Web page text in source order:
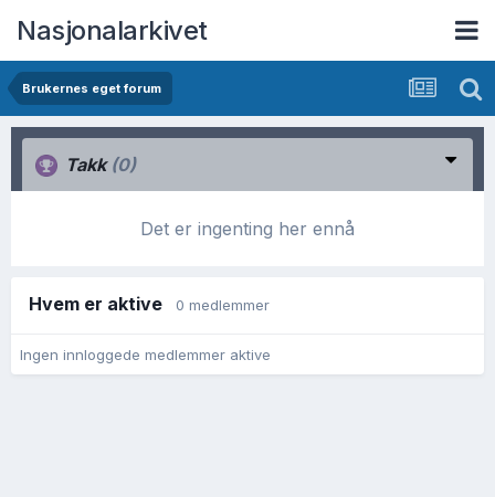
Nasjonalarkivet
Brukernes eget forum
Takk (0)
Det er ingenting her ennå
Hvem er aktive 0 medlemmer
Ingen innloggede medlemmer aktive